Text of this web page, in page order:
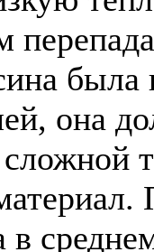
была
она
в